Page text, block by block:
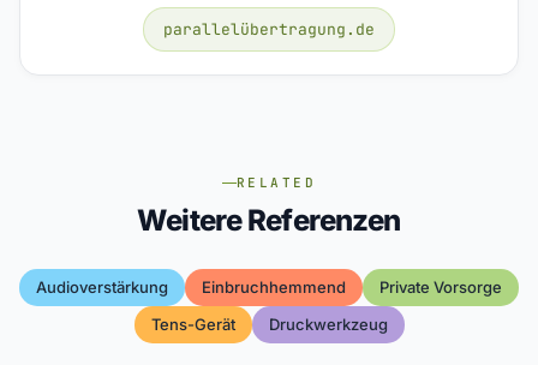
parallelübertragung.de
RELATED
Weitere Referenzen
Audioverstärkung Einbruchhemmend
Private Vorsorge
Tens-Gerät
Druckwerkzeug